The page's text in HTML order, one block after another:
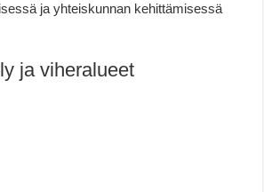
ja yhteiskunnan kehittämisessä
ja viheralueet